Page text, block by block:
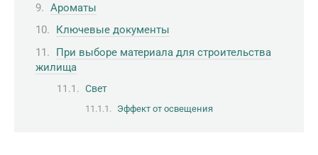
Ароматы
Ключевые документы
При выборе материала для строительства
жилища
Свет
Эффект от освещения